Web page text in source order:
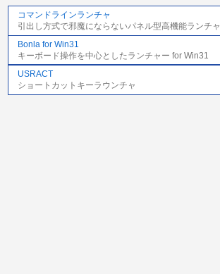
コマンドラインランチャ
引出し方式で邪魔にならないパネル型高機能ランチャ
Bonla for Win31
キーボード操作を中心としたランチャー for Win31
USRACT
ショートカットキーラウンチャ